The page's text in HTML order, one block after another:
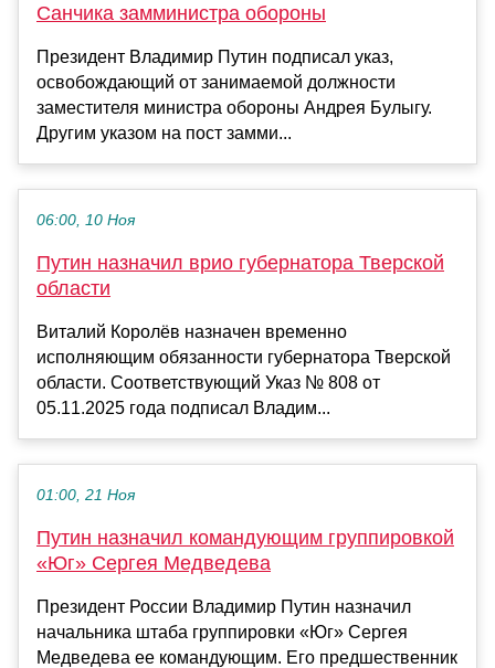
Санчика замминистра обороны
Президент Владимир Путин подписал указ,
освобождающий от занимаемой должности
заместителя министра обороны Андрея Булыгу.
Другим указом на пост замми...
06:00, 10 Ноя
Путин назначил врио губернатора Тверской
области
Виталий Королёв назначен временно
исполняющим обязанности губернатора Тверской
области. Соответствующий Указ № 808 от
05.11.2025 года подписал Владим...
01:00, 21 Ноя
Путин назначил командующим группировкой
«Юг» Сергея Медведева
Президент России Владимир Путин назначил
начальника штаба группировки «Юг» Сергея
Медведева ее командующим. Его предшественник